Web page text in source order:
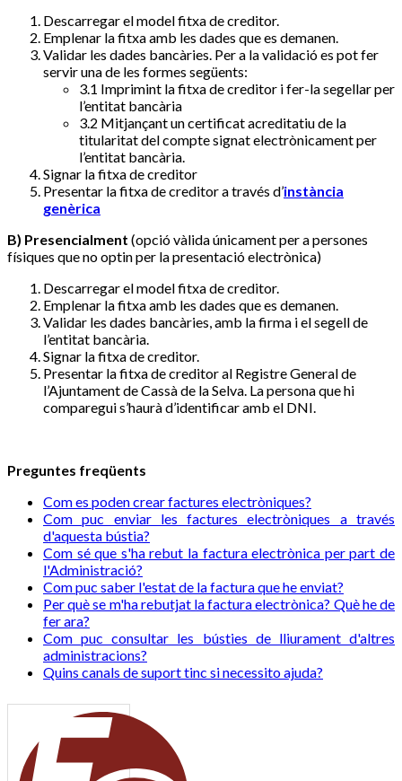
Descarregar el model fitxa de creditor.
Emplenar la fitxa amb les dades que es demanen.
Validar les dades bancàries. Per a la validació es pot fer
servir una de les formes següents:
3.1 Imprimint la fitxa de creditor i fer-la segellar per
l’entitat bancària
3.2 Mitjançant un certificat acreditatiu de la
titularitat del compte signat electrònicament per
l’entitat bancària.
Signar la fitxa de creditor
Presentar la fitxa de creditor a través d’instància
genèrica
B) Presencialment (opció vàlida únicament per a persones
físiques que no optin per la presentació electrònica)
Descarregar el model fitxa de creditor.
Emplenar la fitxa amb les dades que es demanen.
Validar les dades bancàries, amb la firma i el segell de
l’entitat bancària.
Signar la fitxa de creditor.
Presentar la fitxa de creditor al Registre General de
l’Ajuntament de Cassà de la Selva. La persona que hi
comparegui s’haurà d’identificar amb el DNI.
Preguntes freqüents
Com es poden crear factures electròniques?
Com puc enviar les factures electròniques a través
d'aquesta bústia?
Com sé que s'ha rebut la factura electrònica per part de
l'Administració?
Com puc saber l'estat de la factura que he enviat?
Per què se m'ha rebutjat la factura electrònica? Què he de
fer ara?
Com puc consultar les bústies de lliurament d'altres
administracions?
Quins canals de suport tinc si necessito ajuda?